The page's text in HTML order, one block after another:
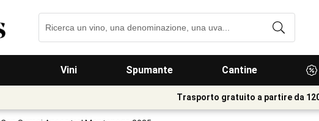
Vini Spumante Cantine
Trasporto gratuito a partire da